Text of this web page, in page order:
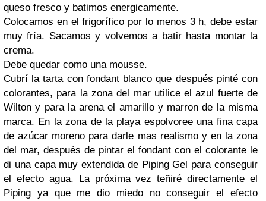
queso fresco y batimos energicamente.
Colocamos en el frigorífico por lo menos 3 h, debe estar
muy fría. Sacamos y volvemos a batir hasta montar la
crema.
Debe quedar como una mousse.
Cubrí la tarta con fondant blanco que después pinté con
colorantes, para la zona del mar utilice el azul fuerte de
Wilton y para la arena el amarillo y marron de la misma
marca. En la zona de la playa espolvoree una fina capa
de azúcar moreno para darle mas realismo y en la zona
del mar, después de pintar el fondant con el colorante le
di una capa muy extendida de Piping Gel para conseguir
el efecto agua. La próxima vez teñiré directamente el
Piping ya que me dio miedo no conseguir el efecto